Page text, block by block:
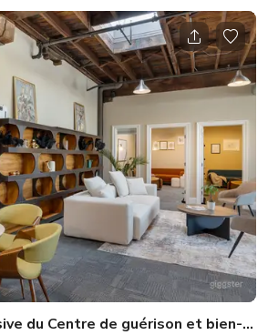
de délicieuses gourmandises à notre bar
les matchs sur nos téléviseurs extérieurs,
dans notre pavillon VIP avec bar privé,
et une ambiance qui vous fait sentir comm
du Centre de guérison et bien-être